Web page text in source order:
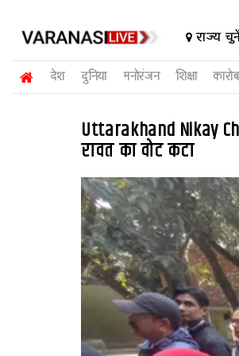
राज्य
देश दुनिया मनोरंजन शिक्षा
Uttarakhand Nikay
रावत का वोट कटा